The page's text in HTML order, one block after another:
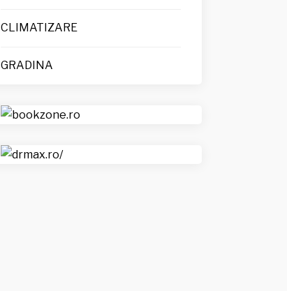
CLIMATIZARE
GRADINA